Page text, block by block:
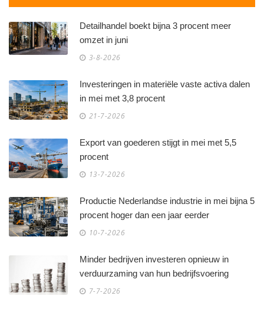
Detailhandel boekt bijna 3 procent meer
omzet in juni
3-8-2026
Investeringen in materiële vaste activa dalen
in mei met 3,8 procent
21-7-2026
Export van goederen stijgt in mei met 5,5
procent
13-7-2026
Productie Nederlandse industrie in mei bijna 5
procent hoger dan een jaar eerder
10-7-2026
Minder bedrijven investeren opnieuw in
verduurzaming van hun bedrijfsvoering
7-7-2026